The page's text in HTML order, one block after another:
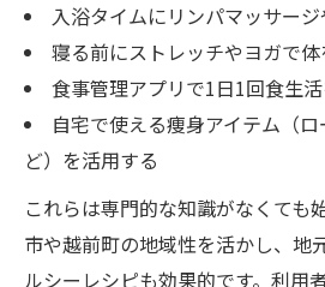
入浴タイムにリンパマッサー
寝る前にストレッチやヨガで
食事管理アプリで1日1回食生
自宅で使える痩身アイテム（
ど）を活用する
これらは専門的な知識がなくても
市や越前町の地域性を活かし、地
ルシーレシピも効果的です。利用